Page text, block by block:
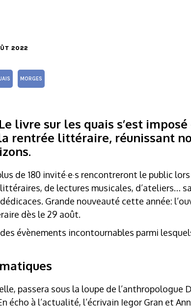
2022
MORGES
livre sur les quais s’est
rentrée littéraire, réunissant
de 180 invité·e·s rencontreront le public
de lectures musicales, d’ateliers…
Grande nouveauté cette année:
dès le 29 août.
évènements incontournables parmi
passera sous la loupe de l’anthropologue
écho à l’actualité, l’écrivain Iegor Gran et